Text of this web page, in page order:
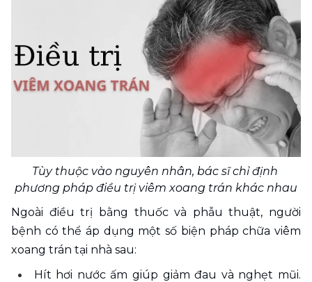
Tùy thuộc vào nguyên nhân, bác sĩ chỉ định
phương pháp điều trị viêm xoang trán khác nhau
Ngoài điều trị bằng thuốc và phẫu thuật, người
bệnh có thể áp dụng một số biện pháp chữa viêm
xoang trán tại nhà sau:
Hít hơi nước ấm giúp giảm đau và nghẹt mũi.